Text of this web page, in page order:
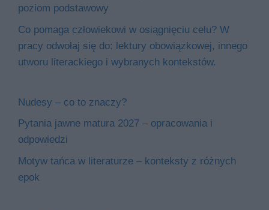
poziom podstawowy
Co pomaga człowiekowi w osiągnięciu celu? W
pracy odwołaj się do: lektury obowiązkowej, innego
utworu literackiego i wybranych kontekstów.
Nudesy – co to znaczy?
Pytania jawne matura 2027 – opracowania i
odpowiedzi
Motyw tańca w literaturze – konteksty z różnych
epok